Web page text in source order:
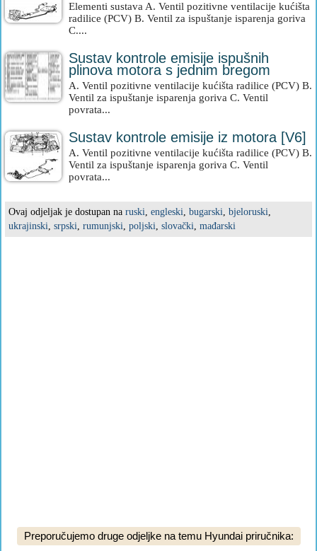
Elementi sustava A. Ventil pozitivne ventilacije kućišta
radilice (PCV) B. Ventil za ispuštanje isparenja goriva
C....
Sustav kontrole emisije ispušnih
plinova motora s jednim bregom
A. Ventil pozitivne ventilacije kućišta radilice (PCV) B.
Ventil za ispuštanje isparenja goriva C. Ventil
povrata...
Sustav kontrole emisije iz motora [V6]
A. Ventil pozitivne ventilacije kućišta radilice (PCV) B.
Ventil za ispuštanje isparenja goriva C. Ventil
povrata...
Ovaj odjeljak je dostupan na ruski, engleski, bugarski, bjeloruski,
ukrajinski, srpski, rumunjski, poljski, slovački, mađarski
Preporučujemo druge odjeljke na temu Hyundai priručnika: